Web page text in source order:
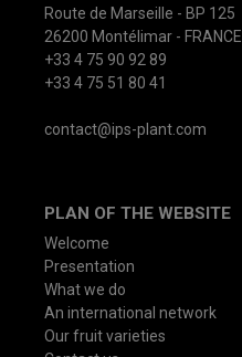
Route de Marseille - BP 125
26200 Montélimar - FRANCE
+33 4 75 90 92 89
+33 4 75 51 80 41
contact@ips-plant.com
PLAN OF THE WEBSITE
Welcome
Presentation
What we do
An international network
Our fruit varieties